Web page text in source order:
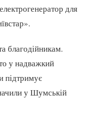
для
благодійникам.
у надважкий
підтримує
у Шумській